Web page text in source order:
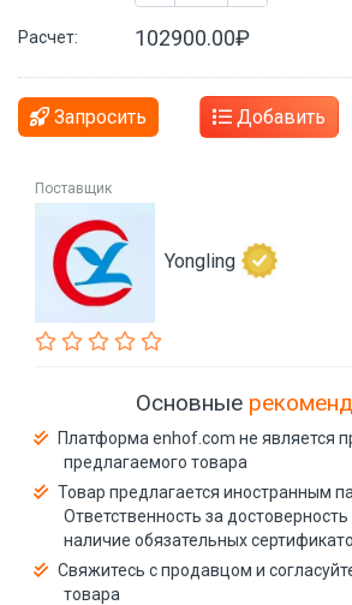
Расчет: 102900.00₽
Запросить Добавить
Поставщик
Yongling
Основные
Платформа enhof.com не является
предлагаемого товара
Товар предлагается иностранным
Ответственность за
наличие обязательных
Свяжитесь с продавцом и
товара